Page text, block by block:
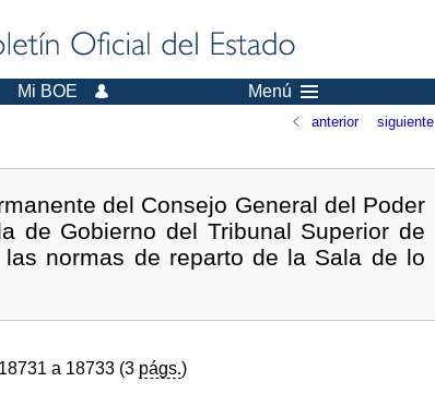
Mi BOE Menú
anterior siguiente
del Consejo General del Poder
de Gobierno del Tribunal Superior de
normas de reparto de la Sala de lo
a 18733 (3 págs.)